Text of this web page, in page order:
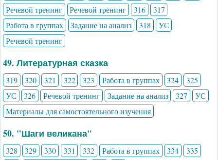
Речевой тренинг
Речевой тренинг 316
317
Работа в группах
Задание на анализ 318
УС
Речевой тренинг
49. Литературная сказка
319 320 321 322 323 Работа в группах 324
325
УС
326 Речевой тренинг Задание на анализ 327
УС
Материалы для самостоятельного изучения
50. "Шаги великана"
328 329 330 331 332 Работа в группах 334
335